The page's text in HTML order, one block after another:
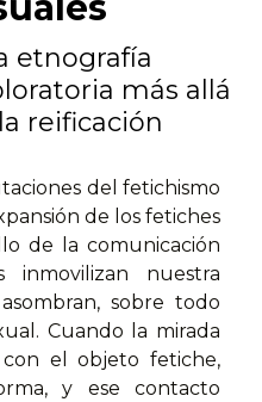
etnografía
más allá
reificación
del fetichismo
de los fetiches
de la comunicación
inmovilizan nuestra
sobre todo
Cuando la mirada
el objeto fetiche,
y ese contacto